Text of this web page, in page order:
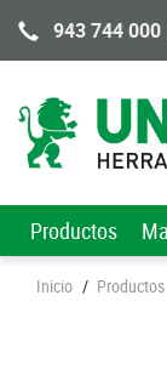
943 744 000
Productos
Inicio / Productos